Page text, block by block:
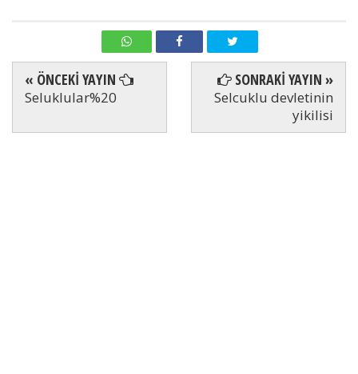
« ÖNCEKİ YAYIN
Seluklular%20
SONRAKİ YAYIN »
Selcuklu devletinin
yikilisi